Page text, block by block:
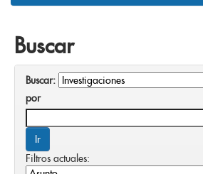
Buscar
Buscar:
por
Filtros actuales: